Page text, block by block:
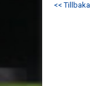
<< Tillbaka